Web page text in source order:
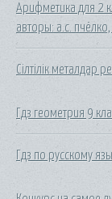
Арифметика для 2
авторы: а.с.
Сілтілік металдар
Гдз геометрия 9
Гдз по русскому